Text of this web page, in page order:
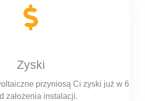
Zyski
przyniosą Ci zyski już w 6
założenia instalacji.